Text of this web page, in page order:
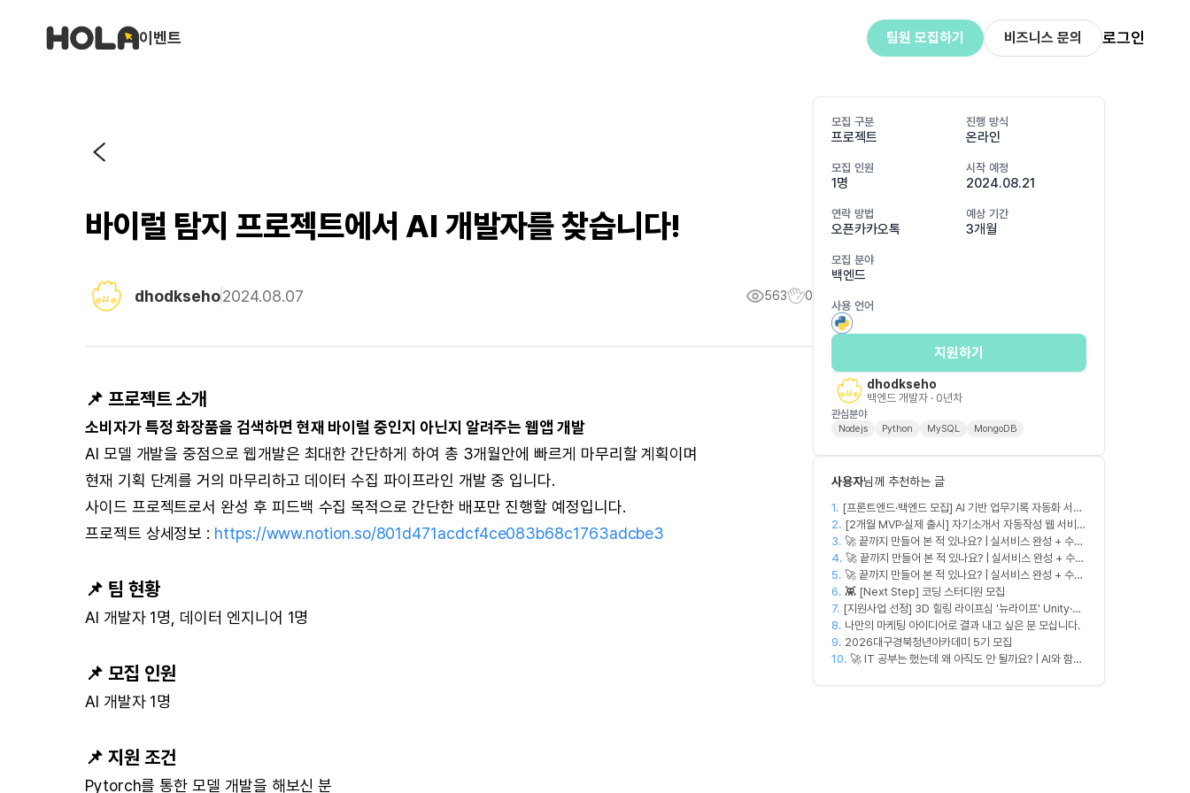
이벤트 팀원 모집하기 비즈니스 문의 로그인
바이럴 탐지 프로젝트에서 AI 개발자를 찾습니다!
dhodkseho2024.08.07 563 0
📌 프로젝트 소개
소비자가 특정 화장품을 검색하면 현재 바이럴 중인지 아닌지 알려주는 웹앱 개발
AI 모델 개발을 중점으로 웹개발은 최대한 간단하게 하여 총 3개월안에 빠르게 마무리할 계획이며
현재 기획 단계를 거의 마무리하고 데이터 수집 파이프라인 개발 중 입니다.
사이드 프로젝트로서 완성 후 피드백 수집 목적으로 간단한 배포만 진행할 예정입니다.
프로젝트 상세정보 : https://www.notion.so/801d471acdcf4ce083b68c1763adcbe3
📌 팀 현황
AI 개발자 1명, 데이터 엔지니어 1명
📌 모집 인원
AI 개발자 1명
📌 지원 조건
Pytorch를 통한 모델 개발을 해보신 분
모집 구분
프로젝트
진행 방식
온라인
모집 인원
1명
시작 예정
2024.08.21
연락 방법
오픈카카오톡
예상 기간
3개월
모집 분야
백엔드
사용 언어
지원하기
dhodkseho
백엔드 개발자 · 0년차
관심분야
Nodejs Python MySQL MongoDB
사용자님께 추천하는 글
1. [프론트엔드·백엔드 모집] AI 기반 업무기록 자동화 서비
스 MVP 개발
2. [2개월 MVP·실제 출시] 자기소개서 자동작성 웹 서비스
디자이너·프론트엔드·백엔드·AI 엔지니어 모집
3. 🚀 끝까지 만들어 본 적 있나요? | 실서비스 완성 + 수익
창출 모임 💰
4. 🚀 끝까지 만들어 본 적 있나요? | 실서비스 완성 + 수익
창출 모임 💰
5. 🚀 끝까지 만들어 본 적 있나요? | 실서비스 완성 + 수익
창출 모임 💰
6. 👾 [Next Step] 코딩 스터디원 모집
7. [지원사업 선정] 3D 힐링 라이프심 '뉴라이프' Unity·서
버 개발자 모집 🎮
8. 나만의 마케팅 아이디어로 결과 내고 싶은 분 모십니다.
9. 2026대구경북청년아카데미 5기 모집
10. 🚀 IT 공부는 했는데 왜 아직도 안 될까요? | AI와 함께